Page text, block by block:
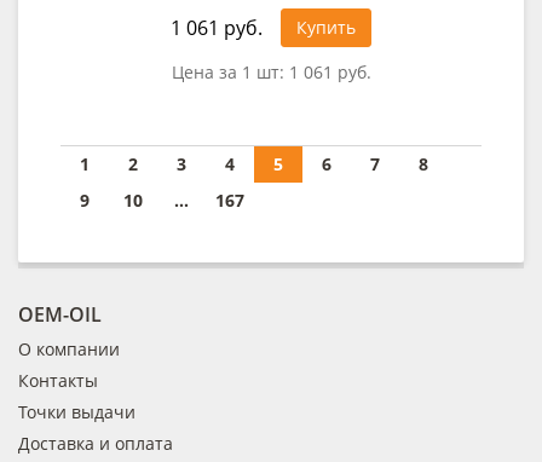
1 061 руб.
Купить
Цена за 1 шт: 1 061 руб.
1 2 3 4 5 6 7
8
9
10 ... 167
OEM-OIL
О компании
Контакты
Точки выдачи
Доставка и оплата